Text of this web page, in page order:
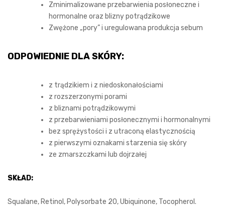
Zminimalizowane przebarwienia posłoneczne i
hormonalne oraz blizny potrądzikowe
Zwężone „pory” i uregulowana produkcja sebum
ODPOWIEDNIE DLA SKÓRY:
z trądzikiem i z niedoskonałościami
z rozszerzonymi porami
z bliznami potrądzikowymi
z przebarwieniami posłonecznymi i hormonalnymi
bez sprężystości i z utraconą elastycznością
z pierwszymi oznakami starzenia się skóry
ze zmarszczkami lub dojrzałej
SKŁAD:
Squalane, Retinol, Polysorbate 20, Ubiquinone, Tocopherol.